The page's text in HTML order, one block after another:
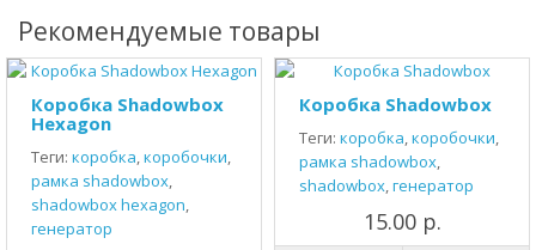
Рекомендуемые товары
Коробка Shadowbox
Hexagon
Теги: коробка,коробочки,
рамка shadowbox,
shadowbox hexagon,
генератор
Коробка Shadowbox
Теги: коробка,коробочки,
рамка shadowbox,
shadowbox,генератор
15.00 р.